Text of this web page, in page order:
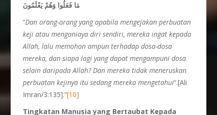
مَا فَعَلُوا وَهُمْ يَعْلَمُونَ
“Dan orang-orang yang apabila mengejakan perbuatan
keji atau menganiaya diri sendiri, mereka ingat kepada
Allah, lalu memohon ampun terhadap dosa-dosa
mereka, dan siapa lagi yang dapat mengampuni dosa
selain daripada Allah? Dan mereka tidak meneruskan
perbuatan kejinya itu sedang mereka mengetahui“.[Ali
Imran/3:135].”[10]
Tingkatan Manusia yang Bertaubat Kepada